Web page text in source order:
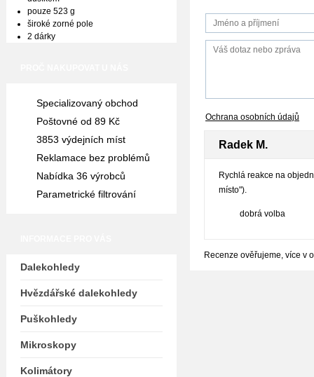
Ochrana osobních údajů
Radek M.
Rychlá reakce na
místo").
dobrá volba
Recenze ověřujeme, více v
pouze 523 g
široké zorné pole
2 dárky
Specializovaný obchod
Poštovné od 89 Kč
3853 výdejních míst
Reklamace bez problémů
Nabídka 36 výrobců
Parametrické filtrování
Dalekohledy
Hvězdářské dalekohledy
Puškohledy
Mikroskopy
Kolimátory